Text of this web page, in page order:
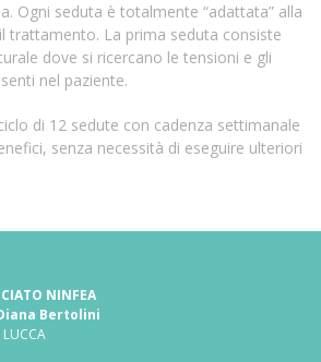
Ogni seduta è totalmente “adattata” alla
trattamento. La prima seduta consiste
dove si ricercano le tensioni e gli
nel paziente.
di 12 sedute con cadenza settimanale
senza necessità di eseguire ulteriori
NINFEA
Bertolini